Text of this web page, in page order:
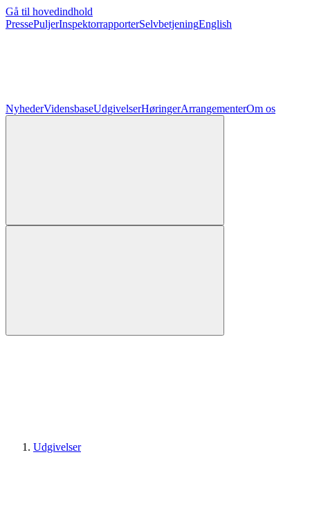
Gå til hovedindhold
PressePuljerInspektorrapporterSelvbetjeningEnglish
NyhederVidensbaseUdgivelserHøringerArrangementerOm os
Udgivelser